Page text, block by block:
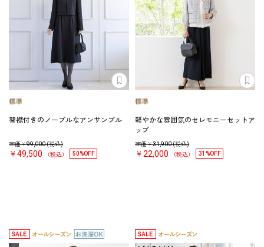
替襟付きのノーブルなアンサンブル
定価￥99,000(税込)
￥49,500 （税込） 50%OFF
軽やかな雰囲気のセレモニーセットア
ップ
定価￥31,900(税込)
￥22,000 （税込） 31%OFF